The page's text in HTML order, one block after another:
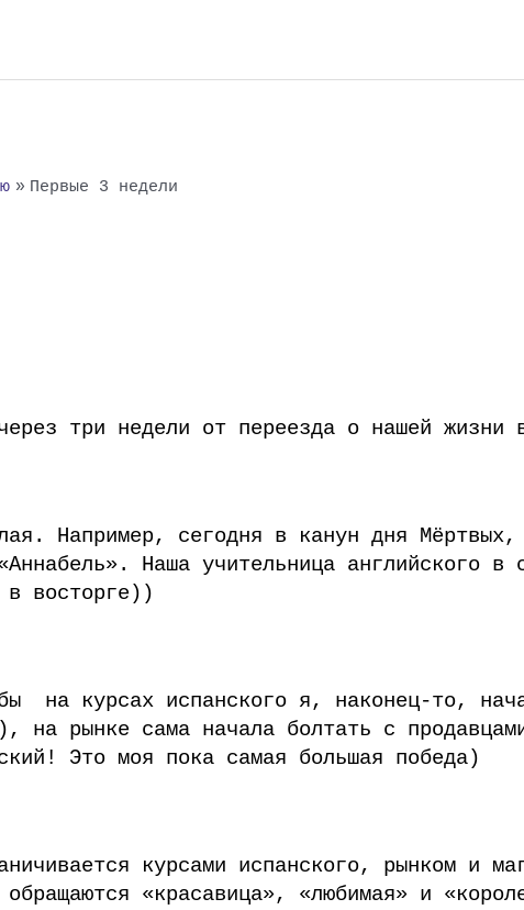
Первые 3 недели
три недели от переезда о нашей жизни
Например, сегодня в канун дня
Наша учительница английского в
восторге))
на курсах испанского я, наконец-то,
на рынке сама начала болтать с
Это моя пока самая большая победа)
курсами испанского, рынком и
«красавица», «любимая» и